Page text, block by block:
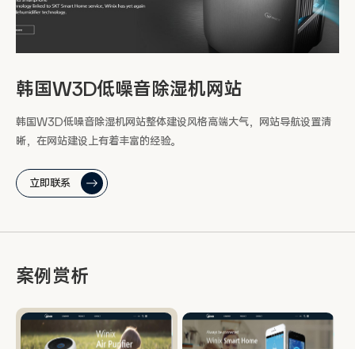
韩国W3D低噪音除湿机网站
韩国W3D低噪音除湿机网站整体建设风格高端大气，网站导航设置清
晰，在网站建设上有着丰富的经验。
立即联系
案例赏析